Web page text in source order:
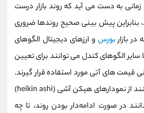
زمانی به دست می‌ آید که روند بازار درست
پیش‌ بینی صحیح روندها ضروری
بازاربورس و ارزهای دیجیتال الگوهای
الگوهای کندل می‌ توانند برای تعیین
قیمت‌ های آتی مورد استفاده قرار گیرند.
معامله‌ گران می‌ توانند از نمودارهای هیکن آشی (heikin ashi)
در صورت ادامه‌دار بودن روند، تا چه